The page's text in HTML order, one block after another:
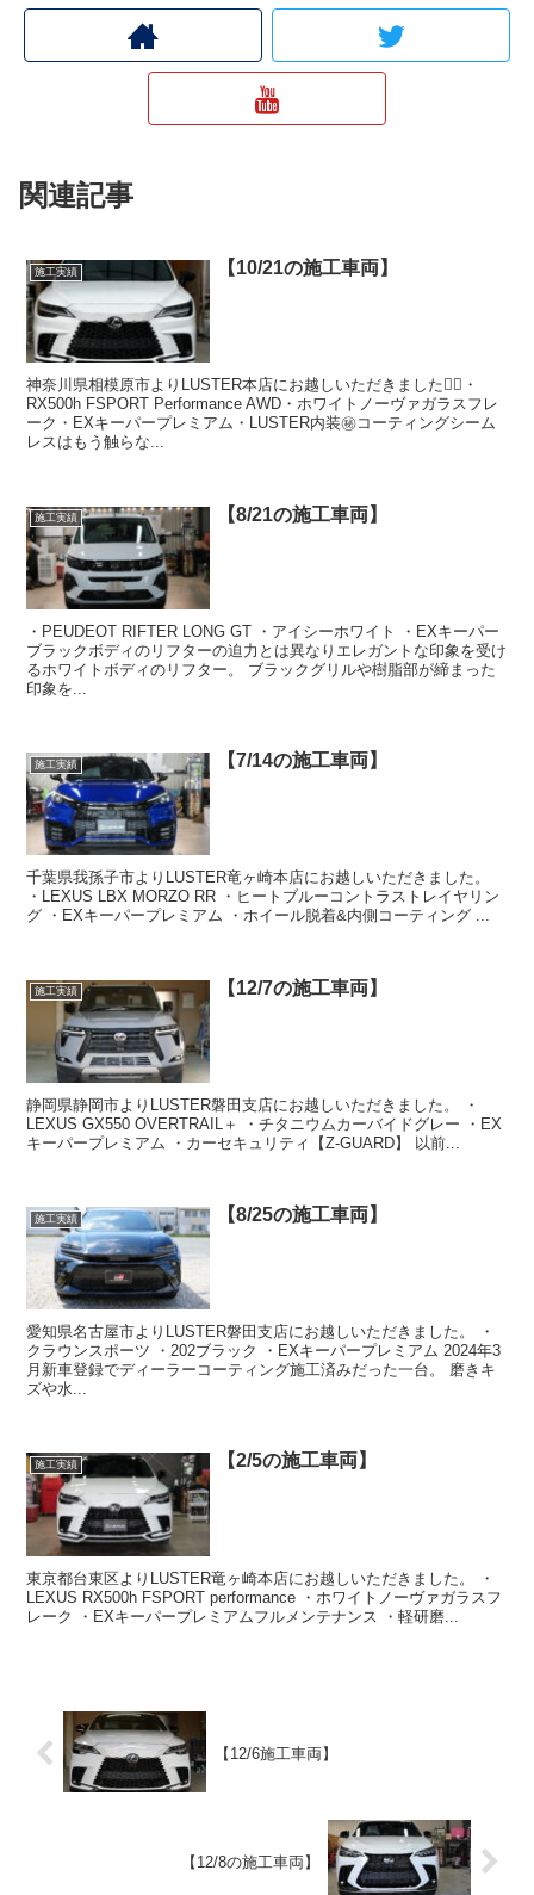
関連記事
施工実績 【10/21の施工車両】
神奈川県相模原市よりLUSTER本店にお越しいただきました🙇‍♂️・
RX500h FSPORT Performance AWD・ホワイトノーヴァガラスフレ
ーク・EXキーパープレミアム・LUSTER内装㊙️コーティングシーム
レスはもう触らな...
施工実績 【8/21の施工車両】
・PEUDEOT RIFTER LONG GT ・アイシーホワイト ・EXキーパー
ブラックボディのリフターの迫力とは異なりエレガントな印象を受け
るホワイトボディのリフター。 ブラックグリルや樹脂部が締まった
印象を...
施工実績 【7/14の施工車両】
千葉県我孫子市よりLUSTER竜ヶ崎本店にお越しいただきました。
・LEXUS LBX MORZO RR ・ヒートブルーコントラストレイヤリン
グ ・EXキーパープレミアム ・ホイール脱着&内側コーティング ...
施工実績 【12/7の施工車両】
静岡県静岡市よりLUSTER磐田支店にお越しいただきました。 ・
LEXUS GX550 OVERTRAIL＋ ・チタニウムカーバイドグレー ・EX
キーパープレミアム ・カーセキュリティ【Z-GUARD】 以前...
施工実績 【8/25の施工車両】
愛知県名古屋市よりLUSTER磐田支店にお越しいただきました。 ・
クラウンスポーツ ・202ブラック ・EXキーパープレミアム 2024年3
月新車登録でディーラーコーティング施工済みだった一台。 磨きキ
ズや水...
施工実績 【2/5の施工車両】
東京都台東区よりLUSTER竜ヶ崎本店にお越しいただきました。 ・
LEXUS RX500h FSPORT performance ・ホワイトノーヴァガラスフ
レーク ・EXキーパープレミアムフルメンテナンス ・軽研磨...
【12/6施工車両】
【12/8の施工車両】